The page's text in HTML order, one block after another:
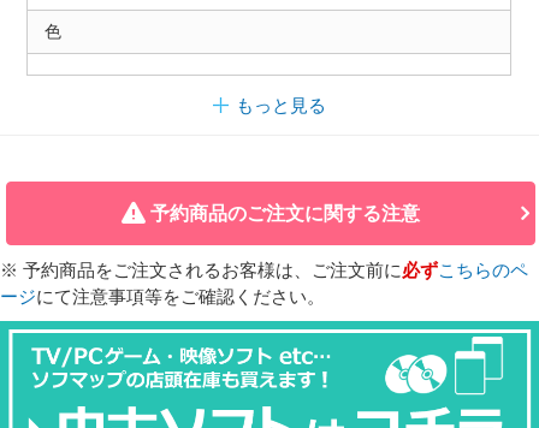
色
もっと見る
予約商品のご注文に関する注意
※ 予約商品をご注文されるお客様は、ご注文前に必ずこちらのペ
ージにて注意事項等をご確認ください。